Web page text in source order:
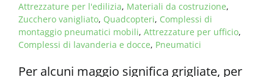
Attrezzature per l'edilizia, Materiali da costruzione,
Zucchero vanigliato, Quadcopteri, Complessi di
montaggio pneumatici mobili, Attrezzature per ufficio,
Complessi di lavanderia e docce, Pneumatici
Per alcuni maggio significa grigliate, per